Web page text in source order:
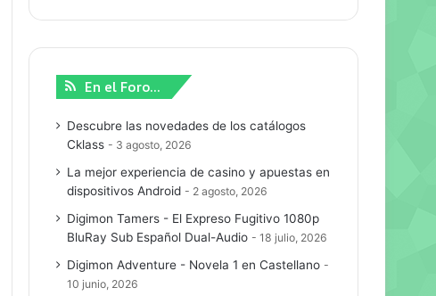
En el Foro…
Descubre las novedades de los catálogos
Cklass
3 agosto, 2026
La mejor experiencia de casino y apuestas en
dispositivos Android
2 agosto, 2026
Digimon Tamers - El Expreso Fugitivo 1080p
BluRay Sub Español Dual-Audio
18 julio, 2026
Digimon Adventure - Novela 1 en Castellano
10 junio, 2026